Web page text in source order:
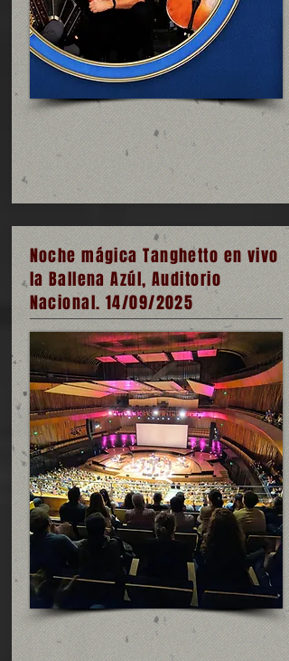
Noche mágica Tanghetto en vivo
la Ballena Azúl, Auditorio
Nacional. 14/09/2025